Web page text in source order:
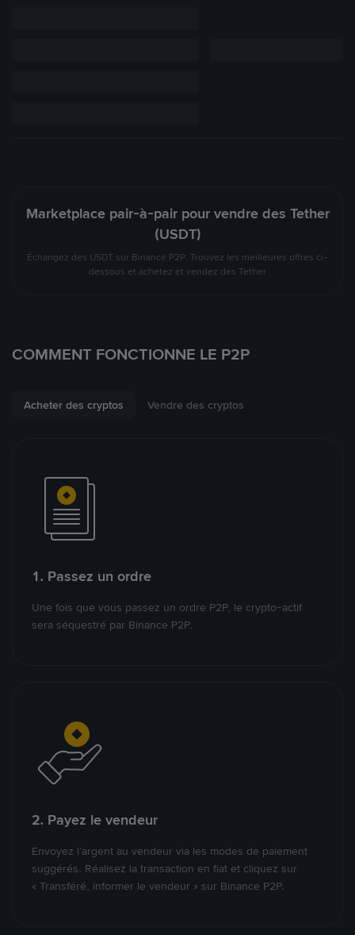
Marketplace pair-à-pair pour vendre des Tether
(USDT)
Échangez des USDT sur Binance P2P. Trouvez les meilleures offres ci-
dessous et achetez et vendez des Tether
COMMENT FONCTIONNE LE P2P
Acheter des cryptos Vendre des cryptos
1. Passez un ordre
Une fois que vous passez un ordre P2P, le crypto-actif
sera séquestré par Binance P2P.
2. Payez le vendeur
Envoyez l’argent au vendeur via les modes de paiement
suggérés. Réalisez la transaction en fiat et cliquez sur
« Transféré, informer le vendeur » sur Binance P2P.